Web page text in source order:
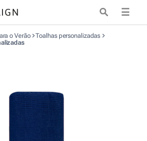
☰
o Verão
Toalhas personalizadas